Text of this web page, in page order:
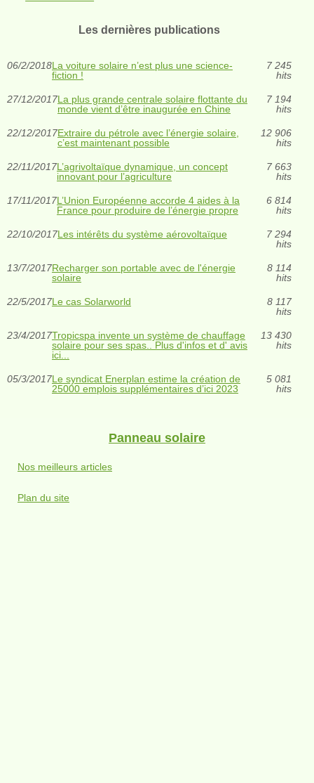
Les dernières publications
06/2/2018La voiture solaire n’est plus une science-
fiction !
7 245
hits
27/12/2017La plus grande centrale solaire flottante du
monde vient d’être inaugurée en Chine
7 194
hits
22/12/2017Extraire du pétrole avec l’énergie solaire,
c’est maintenant possible
12 906
hits
22/11/2017L’agrivoltaïque dynamique, un concept
innovant pour l’agriculture
7 663
hits
17/11/2017L’Union Européenne accorde 4 aides à la
France pour produire de l’énergie propre
6 814
hits
22/10/2017Les intérêts du système aérovoltaïque
7 294
hits
13/7/2017Recharger son portable avec de l'énergie
solaire
8 114
hits
22/5/2017Le cas Solarworld
8 117
hits
23/4/2017Tropicspa invente un système de chauffage
solaire pour ses spas.. Plus d'infos et d' avis
ici...
13 430
hits
05/3/2017Le syndicat Enerplan estime la création de
25000 emplois supplémentaires d’ici 2023
5 081
hits
Panneau solaire
Nos meilleurs articles
Plan du site